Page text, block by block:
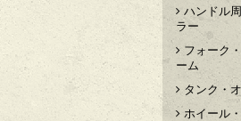
ハンドル
ラー
フォーク
ーム
タンク・
ホイール